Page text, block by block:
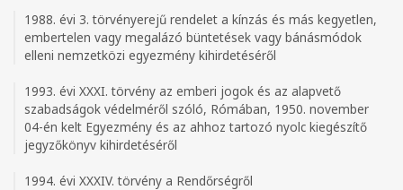
1988. évi 3. törvényerejű rendelet a kínzás és más kegyetlen,
embertelen vagy megalázó büntetések vagy bánásmódok
elleni nemzetközi egyezmény kihirdetéséről
1993. évi XXXI. törvény az emberi jogok és az alapvető
szabadságok védelméről szóló, Rómában, 1950. november
04-én kelt Egyezmény és az ahhoz tartozó nyolc kiegészítő
jegyzőkönyv kihirdetéséről
1994. évi XXXIV. törvény a Rendőrségről